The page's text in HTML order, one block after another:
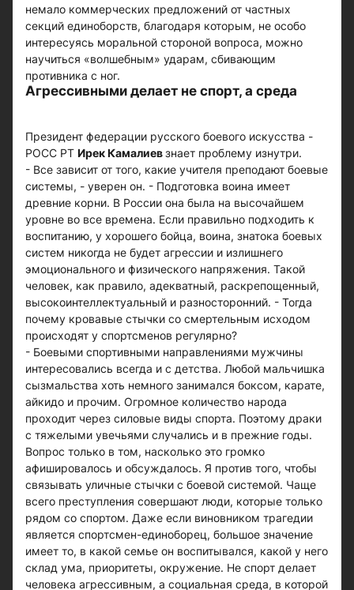
немало коммерческих предложений от частных
секций единоборств, благодаря которым, не особо
интересуясь моральной стороной вопроса, можно
научиться «волшебным» ударам, сбивающим
противника с ног.
Агрессивными делает не спорт, а среда
Президент федерации русского боевого искусства -
РОСС РТ Ирек Камалиевзнает проблему изнутри.
- Все зависит от того, какие учителя преподают боевые
системы, - уверен он. - Подготовка воина имеет
древние корни. В России она была на высочайшем
уровне во все времена. Если правильно подходить к
воспитанию, у хорошего бойца, воина, знатока боевых
систем никогда не будет агрессии и излишнего
эмоционального и физического напряжения. Такой
человек, как правило, адекватный, раскрепощенный,
высокоинтеллектуальный и разносторонний. - Тогда
почему кровавые стычки со смертельным исходом
происходят у спортсменов регулярно?
- Боевыми спортивными направлениями мужчины
интересовались всегда и с детства. Любой мальчишка
сызмальства хоть немного занимался боксом, карате,
айкидо и прочим. Огромное количество народа
проходит через силовые виды спорта. Поэтому драки
с тяжелыми увечьями случались и в прежние годы.
Вопрос только в том, насколько это громко
афишировалось и обсуждалось. Я против того, чтобы
связывать уличные стычки с боевой системой. Чаще
всего преступления совершают люди, которые только
рядом со спортом. Даже если виновником трагедии
является спортсмен-единоборец, большое значение
имеет то, в какой семье он воспитывался, какой у него
склад ума, приоритеты, окружение. Не спорт делает
человека агрессивным, а социальная среда, в которой